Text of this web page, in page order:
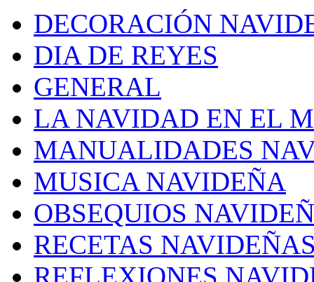
DECORACIÓN
DIA DE REYES
GENERAL
LA NAVIDAD EN EL
MANUALIDADES
MUSICA NAVIDEÑA
OBSEQUIOS
RECETAS